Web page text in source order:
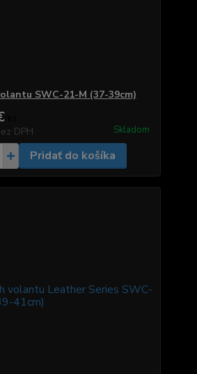
SWC-21-M (37-39cm)
/
DPH Skladom
Pridať do košíka